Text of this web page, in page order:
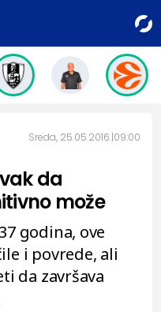
Sreda, 25.05.2016. 09:00
da
može
godina, ove
i povrede, ali
da završava